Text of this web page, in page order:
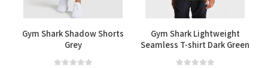
למוצר זה יש מספר סוגים. ניתן לבחור את האפשרויות בעמוד המוצר
Gym Shark Lightweight
Seamless T-shirt Dark Green
למוצר זה יש מספר סוגים. ניתן לבחור את האפשרויות בעמוד המוצר
Gym Shark Shadow Shorts
Grey